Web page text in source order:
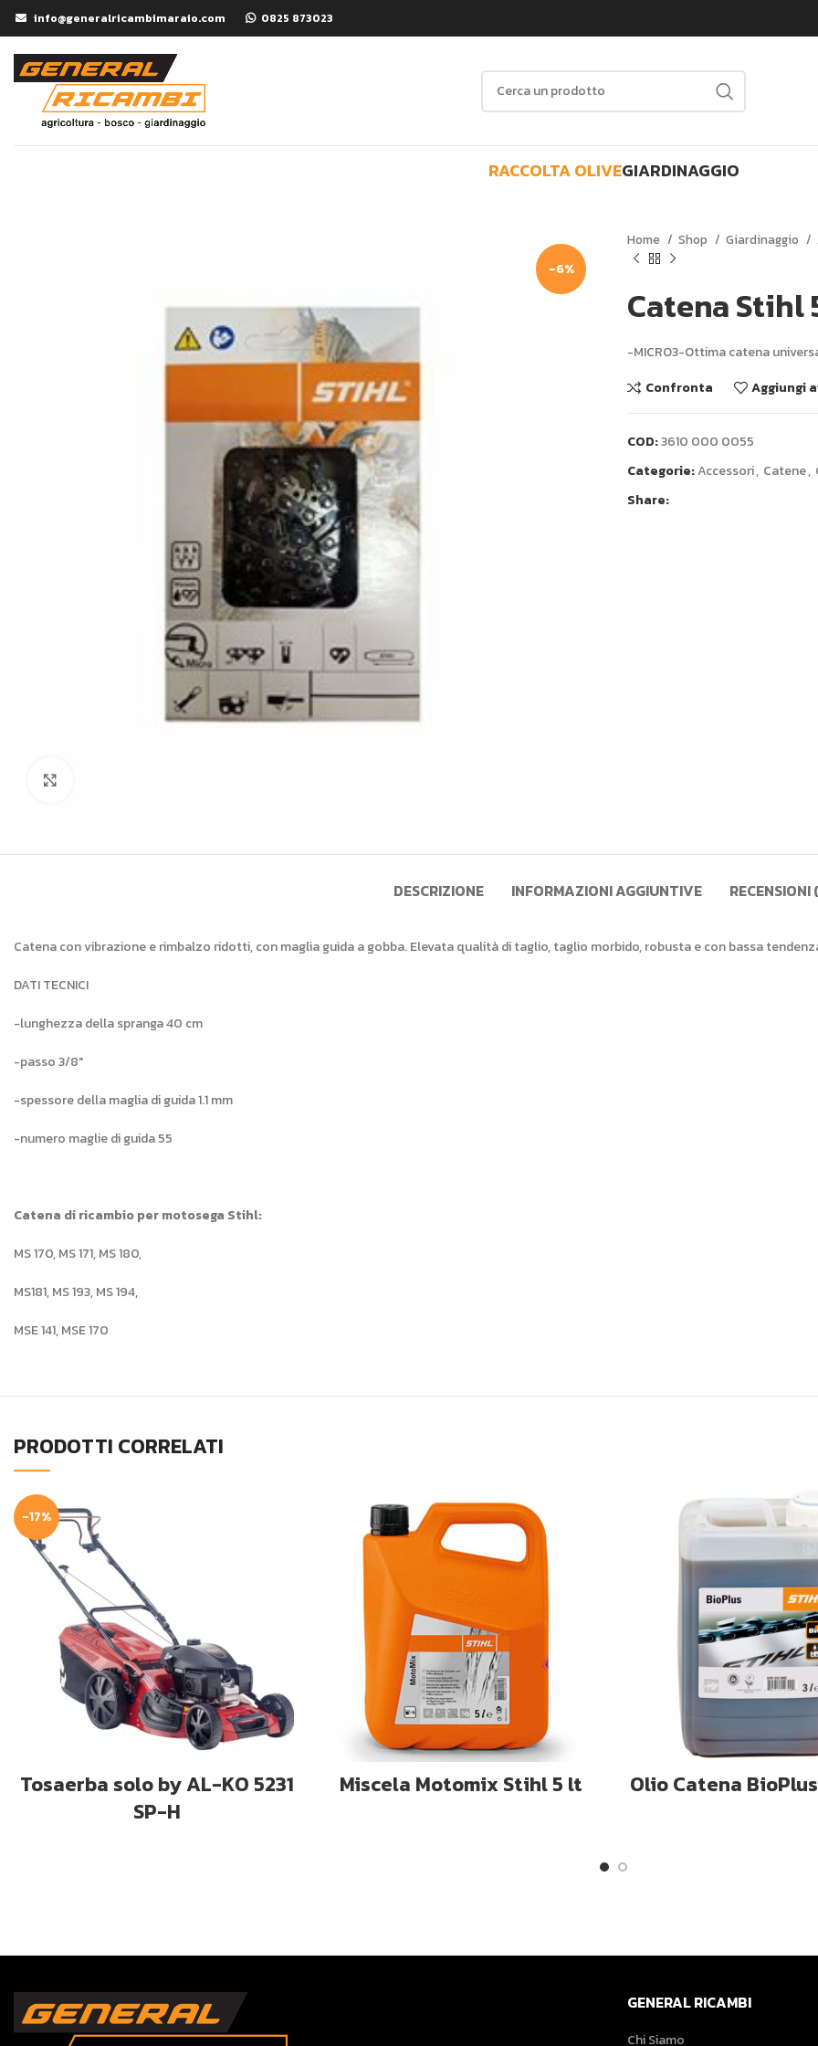
info@generalricambimaraio.com 0825 873023
RACCOLTA OLIVEGIARDINAGGIO
-6%
Home Shop Giardinaggio
Catena Stihl
-MICRO3-Ottima catena
Confronta
Aggiungi
COD:3610 000 0055
Categorie:Accessori, Catene,
Share:
DESCRIZIONE INFORMAZIONI AGGIUNTIVE RECENSIONI
Catena con vibrazione e rimbalzo ridotti, con maglia guida a gobba. Elevata qualità di taglio, taglio morbido, robusta e con bassa
DATI TECNICI
-lunghezza della spranga 40 cm
-passo 3/8″
-spessore della maglia di guida 1.1 mm
-numero maglie di guida 55
Catena di ricambio per motosega Stihl:
MS 170, MS 171, MS 180,
MS181, MS 193, MS 194,
MSE 141, MSE 170
PRODOTTI CORRELATI
-17%
Tosaerba solo by AL-KO 5231
SP-H
Miscela Motomix Stihl 5 lt Olio Catena
GENERAL RICAMBI
Chi Siamo